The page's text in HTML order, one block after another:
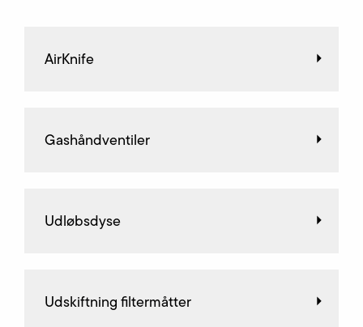
AirKnife
Gashåndventiler
Udløbsdyse
Udskiftning filtermåtter